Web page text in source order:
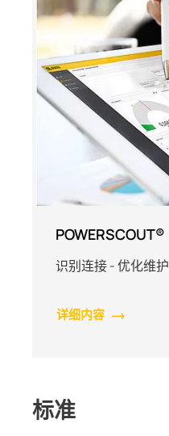
POWERSCOUT®
识别连接 - 优化维护
详细内容
标准